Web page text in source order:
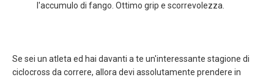
l'accumulo di fango. Ottimo grip e scorrevolezza.
Se sei un atleta ed hai davanti a te un'interessante stagione di
ciclocross da correre, allora devi assolutamente prendere in